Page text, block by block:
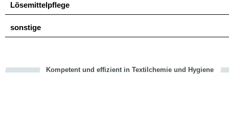
Lösemittelpflege
sonstige
Kompetent und effizient in Textilchemie und Hygiene